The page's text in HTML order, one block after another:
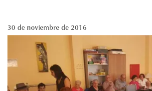
30 de noviembre de 2016